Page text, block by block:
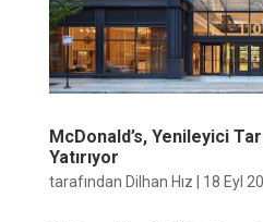
McDonald’s, Yenileyici
Yatırıyor
tarafından Dilhan Hız 18 Eyl